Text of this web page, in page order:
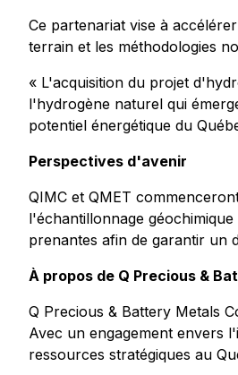
Ce partenariat vise à
terrain et les méthodologies
« L'acquisition du projet
l'hydrogène naturel qui
potentiel énergétique du
Perspectives d'avenir
QIMC et QMET
l'échantillonnage
prenantes afin de garantir un
À propos de Q Precious &
Q Precious & Battery Metals
Avec un engagement envers
ressources stratégiques au